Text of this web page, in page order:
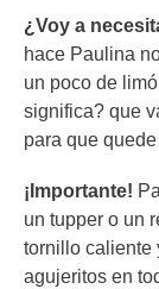
¿Voy a
hace Paulina
un poco de
significa? que
para que
¡Importante!
un tupper o un
tornillo caliente
agujeritos en